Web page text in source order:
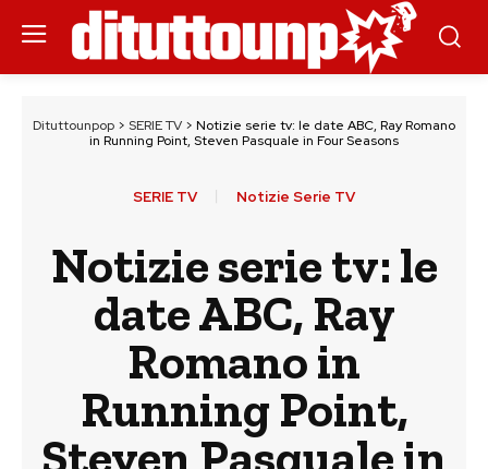
Dituttounpop > SERIE TV > Notizie serie tv: le date ABC, Ray Romano
in Running Point, Steven Pasquale in Four Seasons
SERIE TV Notizie Serie TV
Notizie serie tv: le
date ABC, Ray
Romano in
Running Point,